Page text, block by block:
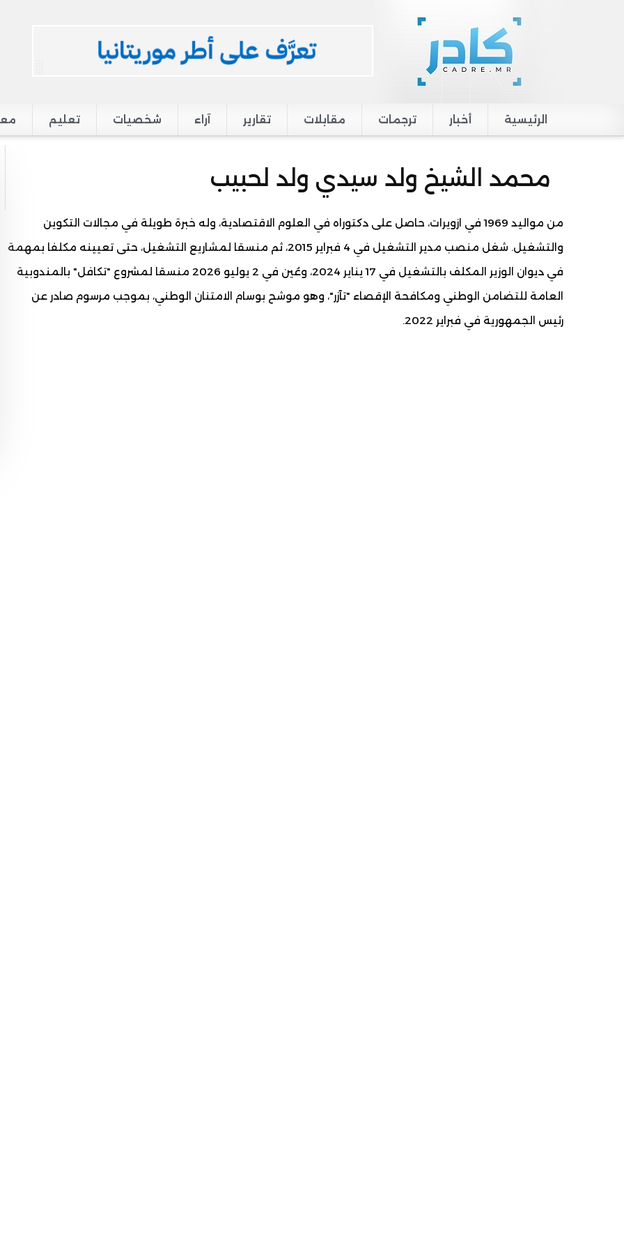
Main navigation
الرئيسية أخبار ترجمات مقابلات تقارير آراء شخصيات تعليم
محمد الشيخ ولد سيدي ولد لحبيب
من مواليد 1969 في ازويرات، حاصل على دكتوراه في العلوم الاقتصادية، وله خبرة طويلة في مجالات التكوين
والتشغيل. شغل منصب مدير التشغيل في 4 فبراير 2015، ثم منسقا لمشاريع التشغيل، حتى تعيينه مكلفا بمهمة
في ديوان الوزير المكلف بالتشغيل في 17 يناير 2024، وعُين في 2 يوليو 2026 منسقا لمشروع "تكافل" بالمندوبية
العامة للتضامن الوطني ومكافحة الإقصاء "تآزر"، وهو موشح بوسام الامتنان الوطني، بموجب مرسوم صادر عن
رئيس الجمهورية في فبراير 2022.